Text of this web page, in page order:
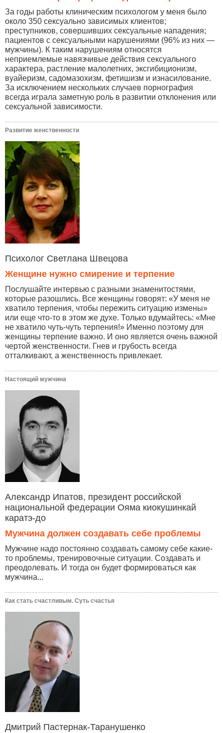
За годы работы клиническим психологом у меня было
около 350 сексуально зависимых клиентов;
преступников, совершивших сексуальные нападения;
пациентов с сексуальными нарушениями (96% из них —
мужчины). К таким нарушениям относятся
неприемлемые навязчивые действия сексуального
характера, растление малолетних, эксгибиционизм,
вуайеризм, садомазохизм, фетишизм и изнасилование.
За исключением нескольких случаев порнография
всегда играла заметную роль в развитии отклонения или
сексуальной зависимости.
Развитие женственности
Психолог Светлана Швецова
Женщине нужно смирение и терпение
Послушайте интервью с разными знаменитостями,
которые разошлись. Все женщины говорят: «У меня не
хватило терпения, чтобы пережить ситуацию измены»
или еще что-то в этом же духе. Только вдумайтесь: «Мне
не хватило чуть-чуть терпения!» Именно поэтому для
женщины терпение важно. И оно является очень важной
чертой женственности. Гнев и грубость всегда
отталкивают, а женственность привлекает.
Настоящий мужчина
Александр Ипатов, президент российской
национальной федерации Ояма киокушинкай
каратэ-до
Мужчина должен создавать себе проблемы
Мужчине надо постоянно создавать самому себе какие-
то проблемы, тренировочные ситуации. Создавать и
преодолевать. И тогда он будет формироваться как
мужчина...
Как стать счастливым. Суть счастья
Дмитрий Пастернак-Таранушенко